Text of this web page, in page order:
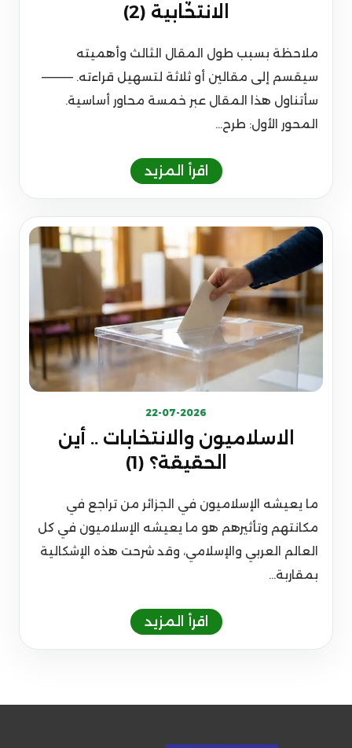
الانتخابية (2)
ملاحظة بسبب طول المقال الثالث وأهميته
سيقسم إلى مقالين أو ثلاثة لتسهيل قراءته. ————
سأتناول هذا المقال عبر خمسة محاور أساسية.
المحور الأول: طرح...
22-07-2026
الاسلاميون والانتخابات .. أين
الحقيقة؟ (1)
ما يعيشه الإسلاميون في الجزائر من تراجع في
مكانتهم وتأثيرهم هو ما يعيشه الإسلاميون في كل
العالم العربي والإسلامي، وقد شرحت هذه الإشكالية
بمقاربة...